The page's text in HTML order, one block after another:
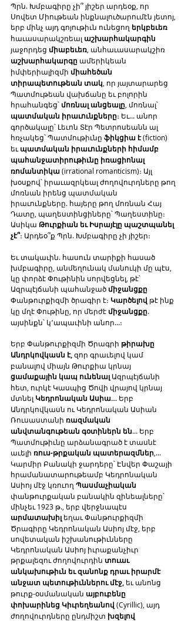
Պրն. Խմբագիրը չի՞ յիշեր արդեօք, որ
Սովետ Միութեան ինքնալուծարումէն յետոյ,
երբ մինչ այդ գոյութիւն ունեցող երկբեւեռ
հաւասարակշռեալ աշխարհակարգին
յաջորդեց միաբեւեռ , անհաւասարակշիռ
աշխարհակարգը ամերիկեան
իմփերիալիզմի միահեծան
տիրապետութեան տակ , որ յայտարարեց
Պատմութեան վախճանը եւ բոլորին
հրահանգեց՝ մոռնալ անցեալը , մոռնալ՝
պատմական իրաւունքները։ Եւ… անոր
գործակալը՝ Լեւոն Տէր Պետրոսեանն ալ
հռչակեց՝ Պատմութիւնը ֆիկցիա է (fiction)
եւ պատմական իրաւունքների հիմամբ
պահանջատիրութիւնը իռացիոնալ
ռոմանտիկա (irrational romanticism)։ Այլ
խօսքով՝ իրաւազրկեալ ժողովուրդները թող
մոռնան իրենց պատմական
իրաւունքները. հայերը թող մոռնան Հայ
Դատը, պաղեստինցիները՝ Պաղեստինը։
Ասիկա Թուրքիան եւ Իսրայէլը պաշտպանել
չէ՞։ Արդեօ՞ք Պրն. Խմբագիրը չի յիշեր։
Եւ տակաւին. հասուն տարիքի հասած
խմբագիրը, անմեղունակ մանուկի մը պէս,
կը փորձէ Փութինին սորվեցնել, թէ՝
Ազրպէյճանի պահանջած միջանցքը
Փանթուրքիզմի ծրագիր է։ Կարծելով թէ ինք
կը մղէ Փութինը, որ մերժէ միջանցքը.
այսինքն՝ կ՚ապաւինի անոր…։
Երբ Փանթուրքիզմի Ծրագրի թիրախը
Անդրկովկասն է, զոր գրաւելով կամ
բանալով միայն Թուրքիա կրնայ
ցամաքային կապ ունենալ Ազրպէյճանի
հետ, ուրկէ Կասպից Ծովի վրայով կրնայ
մտնել Կեդրոնական Ասիա… Երբ
Անդրկովկասն ու Կեդրոնական Ասիան
Ռուսաստանի ռազմական
անվտանգութեան գօտիներն են… Երբ
Պատմութիւնը արձանագրած է տասնէ
աւելի ռուս-թրքական պատերազմներ ,…
Կարմիր Բանակի ջարդերը՝ Էնվեր Փաշայի
հրամանատարութեամբ Կեդրոնական
Ասիոյ մէջ կռուող Պասմաչիական
փանթուրքական բանակին զինեալները՝
մինչեւ 1923 թ., երբ վերջնապէս
արմատախիլ եղաւ Փանթուրքիզմի
Ծրագիրը Կեդրոնական Ասիոյ մէջ, երբ
սովետական իշխանութիւնները
Կեդրոնական Ասիոյ իւրաքանչիւր
թրքալեզու ժողովուրդին տուաւ
անկախութիւն եւ զանոնք դրաւ իրարմէ
անջատ պետութիւններու մէջ, եւ անոնց
թուրք-օսմանական այբուբենը
փոխարինեց Կիւրեղեանով (Cyrillic), այդ
ժողովուրդները ընդմիշտ խզելով